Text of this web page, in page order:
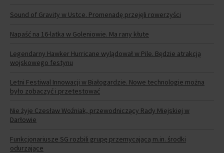
Sound of Gravity w Ustce. Promenadę przejęli rowerzyści
Napaść na 16-latka w Goleniowie. Ma rany kłute
Legendarny Hawker Hurricane wylądował w Pile. Będzie atrakcją
wojskowego festynu
Letni Festiwal Innowacji w Białogardzie. Nowe technologie można
było zobaczyć i przetestować
Nie żyje Czesław Woźniak, przewodniczący Rady Miejskiej w
Darłowie
Funkcjonariusze SG rozbili grupę przemycającą m.in. środki
odurzające